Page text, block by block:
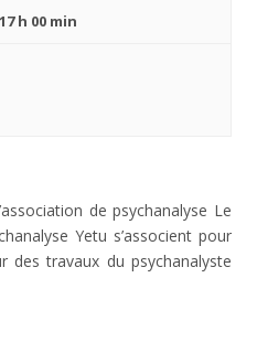
h 00 min
de psychanalyse Le
Yetu s’associent pour
des travaux du psychanalyste